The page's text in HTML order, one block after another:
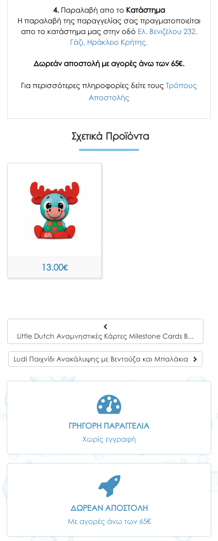
4. Παραλαβή απο το Κατάστημα
H παραλαβή της παραγγελίας σας πραγματοποιείται
απο το κατάστημα μας στην οδό Ελ. Βενιζέλου 232,
Γάζι, Ηράκλειο Κρήτης.
Δωρεάν αποστολή με αγορές άνω των 65€.
Για περισσότερες πληροφορίες δείτε τους Τρόπους
Αποστολής
Σχετικά Προϊόντα
13.00€
Little Dutch Αναμνηστικές Κάρτες Milestone Cards Baby Bunny
Ludi Παιχνίδι Ανακάλυψης με Βεντούζα και Μπαλάκια
ΓΡΗΓΟΡΗ ΠΑΡΑΓΓΕΛΙΑ
Χωρίς εγγραφή
ΔΩΡΕΑΝ ΑΠΟΣΤΟΛΗ
Με αγορές άνω των 65€